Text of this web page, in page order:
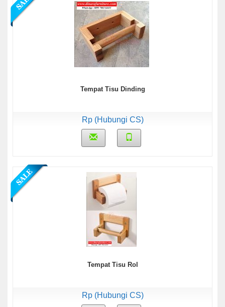
Tempat Tisu Dinding
Rp (Hubungi CS)
Tempat Tisu Rol
Rp (Hubungi CS)